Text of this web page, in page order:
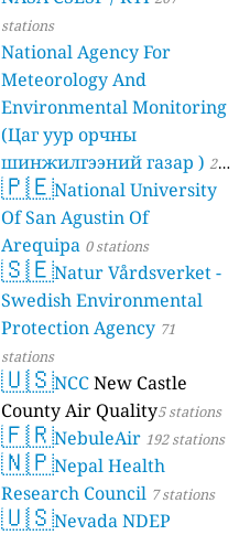
stations
National Agency For
Meteorology And
Environmental Monitoring
(Цаг уур орчны
шинжилгээний газар ) 21
stations
🇵🇪National University
Of San Agustin Of
Arequipa 0 stations
🇸🇪Natur Vårdsverket -
Swedish Environmental
Protection Agency 71
stations
🇺🇸NCCNew Castle
County Air Quality5 stations
🇫🇷NebuleAir 192 stations
🇳🇵Nepal Health
Research Council 7 stations
🇺🇸Nevada NDEP